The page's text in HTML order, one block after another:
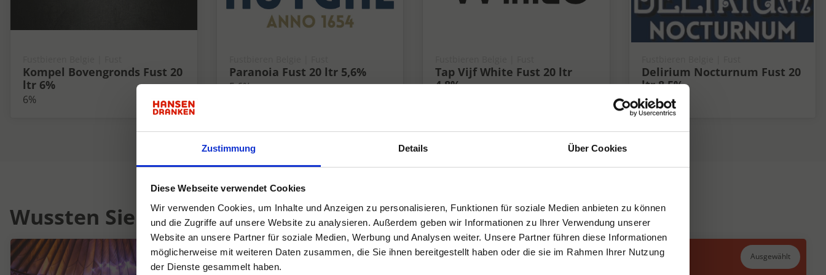
Zustimmung Details Über Cookies
Diese Webseite verwendet Cookies
Wir verwenden Cookies, um Inhalte und Anzeigen zu personalisieren, Funktionen für soziale Medien anbieten zu können
und die Zugriffe auf unsere Website zu analysieren. Außerdem geben wir Informationen zu Ihrer Verwendung unserer
Website an unsere Partner für soziale Medien, Werbung und Analysen weiter. Unsere Partner führen diese Informationen
möglicherweise mit weiteren Daten zusammen, die Sie ihnen bereitgestellt haben oder die sie im Rahmen Ihrer Nutzung
der Dienste gesammelt haben.
Kompel Bovengronds Fust 20
ltr 6%
6%
Paranoia Fust 20 ltr 5,6%
5.6%
Tap Vijf White Fust 20 ltr
4,8%
Delirium Nocturnum Fust 20
ltr 8,5%
8.5%
Wussten Sie schon...
Ausgewählt